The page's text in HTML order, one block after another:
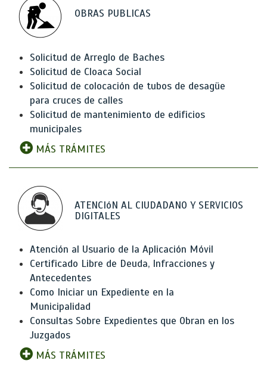
OBRAS PUBLICAS
Solicitud de Arreglo de Baches
Solicitud de Cloaca Social
Solicitud de colocación de tubos de desagüe
para cruces de calles
Solicitud de mantenimiento de edificios
municipales
MÁS TRÁMITES
ATENCIóN AL CIUDADANO Y SERVICIOS
DIGITALES
Atención al Usuario de la Aplicación Móvil
Certificado Libre de Deuda, Infracciones y
Antecedentes
Como Iniciar un Expediente en la
Municipalidad
Consultas Sobre Expedientes que Obran en los
Juzgados
MÁS TRÁMITES